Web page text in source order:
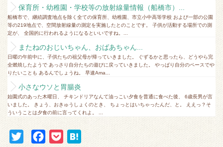
保育所・幼稚園・学校等の放射線量情報（船橋市）...
船橋市で、継続調査地点を除く全ての保育所、幼稚園、市立小中高等学校 および一部の公園
等の219地点で、空間放射線量の測定を実施したとのことです。 子供が活動する場所での測
定が、 全国的に行われるようになるといいですね。...
またねのおじいちゃん、おばあちゃん...
日曜の午前中に、子供たちの祖父母が帰っていきました。 ぐずるかと思ったら、どうやら完
全燃焼したようで あっさり自分たちの遊びに戻っていきました。 やっぱり自分のペースでや
りたいことも あるんでしょうね。 早速Ama...
小さなウソと胃腸炎
始園式のあった木曜日、 チキンドリアなんて油っこい夕食を普通に食べた後、 6歳長男が言
いました。 きょう、おきゅうしょくのとき、 ちょっとはいちゃったんだ、と。 ええっ？そ
ういうことは夕食の前に言ってくれよ。 ...